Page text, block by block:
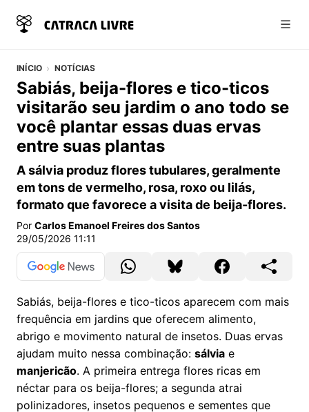
INÍCIO NOTÍCIAS
Sabiás, beija-flores e tico-ticos
visitarão seu jardim o ano todo se
você plantar essas duas ervas
entre suas plantas
A sálvia produz flores tubulares, geralmente
em tons de vermelho, rosa, roxo ou lilás,
formato que favorece a visita de beija-flores.
Por Carlos Emanoel Freires dos Santos
29/05/2026 11:11
Sabiás, beija-flores e tico-ticos aparecem com mais
frequência em jardins que oferecem alimento,
abrigo e movimento natural de insetos. Duas ervas
ajudam muito nessa combinação: sálvia e
manjericão. A primeira entrega flores ricas em
néctar para os beija-flores; a segunda atrai
polinizadores, insetos pequenos e sementes que